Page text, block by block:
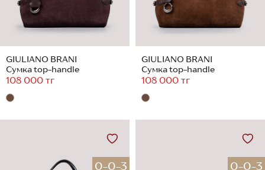
GIULIANO BRANI
Сумка top-handle
108 000 тг
GIULIANO BRANI
Сумка top-handle
108 000 тг
0-0-3 0-0-3